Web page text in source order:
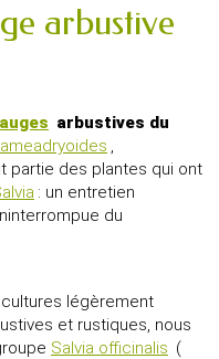
arbustive
arbustives du
,
partie des plantes qui ont
: un entretien
du
légèrement
et rustiques, nous
Salvia officinalis (